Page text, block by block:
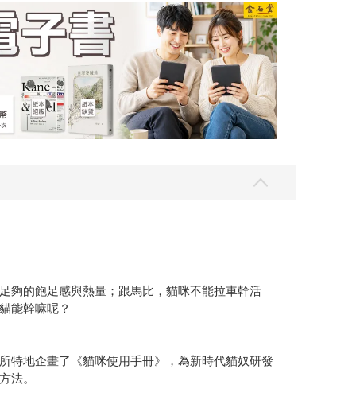
夠的飽足感與熱量；跟馬比，貓咪不能拉車幹活
能幹嘛呢？
特地企畫了《貓咪使用手冊》，為新時代貓奴研發
法。